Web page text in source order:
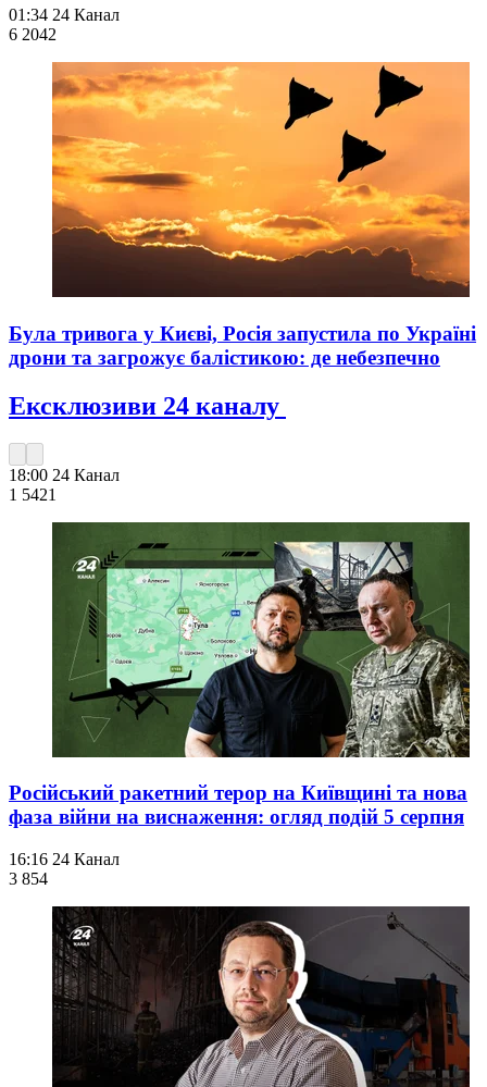
01:34 24 Канал
6 2042
Була тривога у Києві, Росія запустила по Україні
дрони та загрожує балістикою: де небезпечно
Ексклюзиви 24 каналу
18:00 24 Канал
1 5421
Російський ракетний терор на Київщині та нова
фаза війни на виснаження: огляд подій 5 серпня
16:16 24 Канал
3 854